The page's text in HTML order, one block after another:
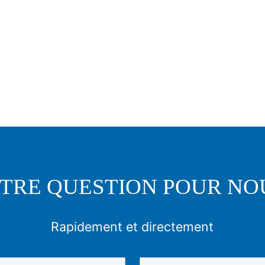
QUESTION POUR
Rapidement et directement